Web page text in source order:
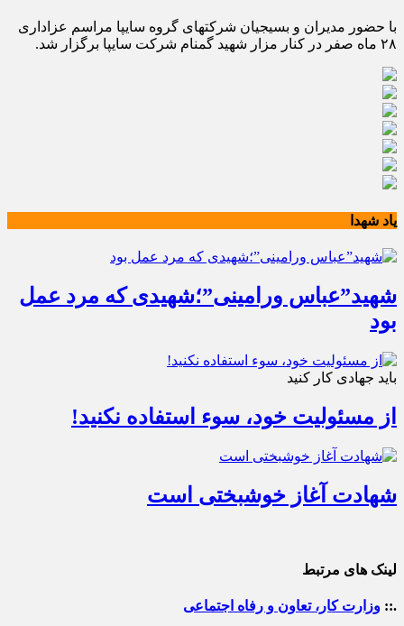
با حضور مدیران و بسیجیان شرکتهای گروه سایپا مراسم عزاداری
۲۸ ماه صفر در کنار مزار شهید گمنام شرکت سایپا برگزار شد.
یاد شهدا
شهید”عباس ورامینی”؛شهیدی که مرد عمل
بود
باید جهادی کار کنید
از مسئولیت خود، سوء استفاده نکنید!
شهادت آغاز خوشبختی است
لینک های مرتبط
.:: وزارت کار، تعاون و رفاه اجتماعی